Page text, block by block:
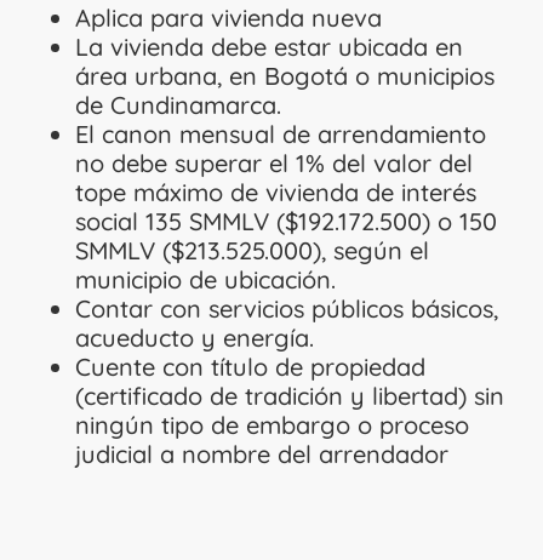
Aplica para vivienda nueva
La vivienda debe estar ubicada en
área urbana, en Bogotá o municipios
de Cundinamarca.
El canon mensual de arrendamiento
no debe superar el 1% del valor del
tope máximo de vivienda de interés
social 135 SMMLV ($192.172.500) o 150
SMMLV ($213.525.000), según el
municipio de ubicación.
Contar con servicios públicos básicos,
acueducto y energía.
Cuente con título de propiedad
(certificado de tradición y libertad) sin
ningún tipo de embargo o proceso
judicial a nombre del arrendador